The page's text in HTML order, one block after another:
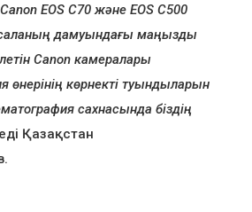
EOS C70 және EOS C500
дамуындағы маңызды
Canon камералары
өнерінің көрнекті туындыларын
сахнасында біздің
Қазақстан